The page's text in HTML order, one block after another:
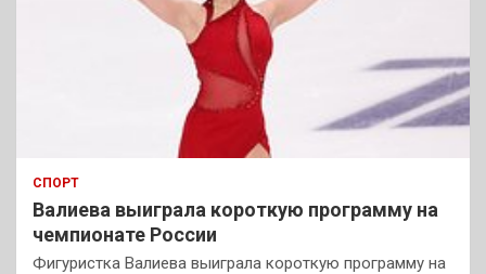
СПОРТ
Валиева выиграла короткую программу на
чемпионате России
Фигуристка Валиева выиграла короткую программу на